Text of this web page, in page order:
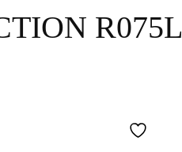
R075L